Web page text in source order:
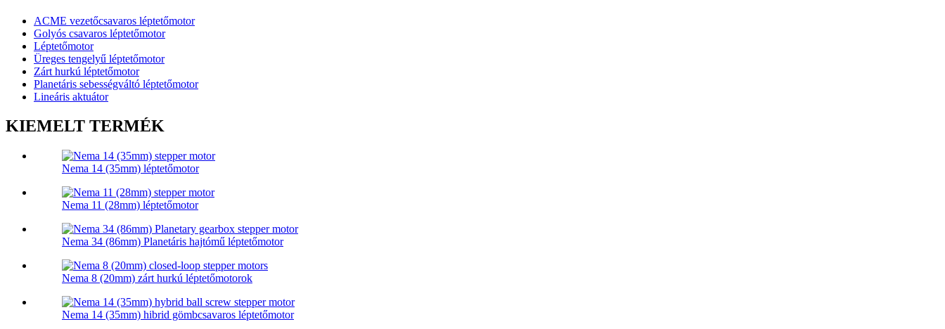
ACME vezetőcsavaros léptetőmotor
Golyós csavaros léptetőmotor
Léptetőmotor
Üreges tengelyű léptetőmotor
Zárt hurkú léptetőmotor
Planetáris sebességváltó léptetőmotor
Lineáris aktuátor
KIEMELT TERMÉK
Nema 14 (35mm) léptetőmotor
Nema 11 (28mm) léptetőmotor
Nema 34 (86mm) Planetáris hajtómű léptetőmotor
Nema 8 (20mm) zárt hurkú léptetőmotorok
Nema 14 (35mm) hibrid gömbcsavaros léptetőmotor